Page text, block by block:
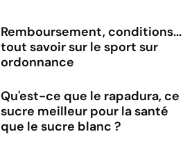
Remboursement, conditions...
tout savoir sur le sport sur
ordonnance
Qu'est-ce que le rapadura, ce
sucre meilleur pour la santé
que le sucre blanc ?